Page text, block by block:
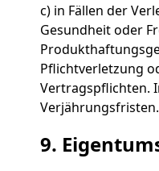
c) in Fällen der
Gesundheit oder
Pflichtverletzung
Vertragspflichten.
Verjährungsfristen.
9.